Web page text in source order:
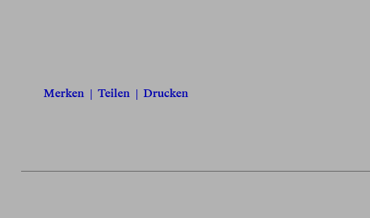
Merken | Teilen | Drucken